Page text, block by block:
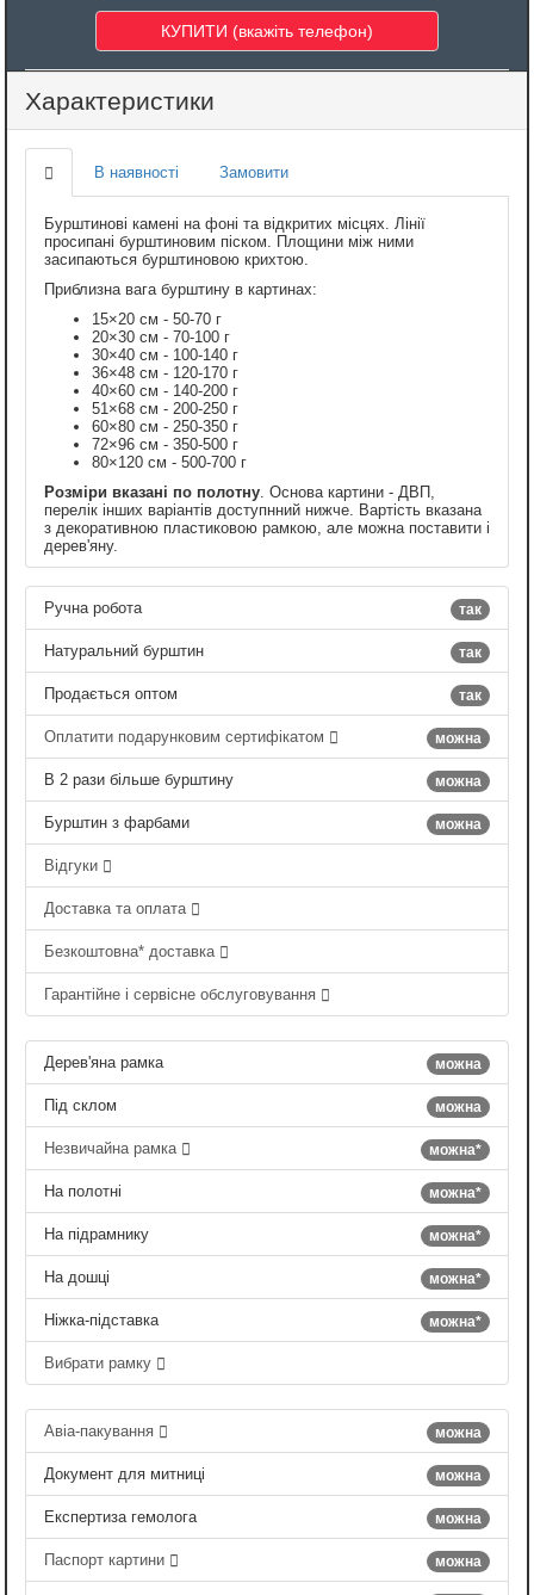
Характеристики
В наявності Замовити
Бурштинові камені на фоні та відкритих місцях. Лінії
просипані бурштиновим піском. Площини між ними
засипаються бурштиновою крихтою.
Приблизна вага бурштину в картинах:
15×20 см - 50-70 г
20×30 см - 70-100 г
30×40 см - 100-140 г
36×48 см - 120-170 г
40×60 см - 140-200 г
51×68 см - 200-250 г
60×80 см - 250-350 г
72×96 см - 350-500 г
80×120 см - 500-700 г
Розміри вказані по полотну. Основа картини - ДВП,
перелік інших варіантів доступнний нижче. Вартість вказана
з декоративною пластиковою рамкою, але можна поставити і
дерев'яну.
так
Ручна робота
так
Натуральний бурштин
так
Продається оптом
можна
Оплатити подарунковим сертифікатом
можна
В 2 рази більше бурштину
можна
Бурштин з фарбами
Відгуки
Доставка та оплата
Безкоштовна* доставка
Гарантійне і сервісне обслуговування
можна
Дерев'яна рамка
можна
Під склом
можна*
Незвичайна рамка
можна*
На полотні
можна*
На підрамнику
можна*
На дошці
можна*
Ніжка-підставка
Вибрати рамку
можна
Авіа-пакування
можна
Документ для митниці
можна
Експертиза гемолога
можна
Паспорт картини